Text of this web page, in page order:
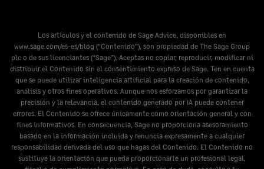
Los artículos y el contenido de Sage Advice, disponibles en
www.sage.com/es-es/blog (“Contenido”), son propiedad de The Sage Group
plc o de sus licenciantes (“Sage”). Aceptas no copiar, reproducir, modificar ni
distribuir el Contenido sin el consentimiento expreso de Sage. Ten en cuenta
que se puede utilizar inteligencia artificial para la creación de contenido,
análisis y otros fines operativos. Aunque nos esforzamos por garantizar la
precisión y la relevancia, el contenido generado por IA puede contener
errores. El Contenido se ofrece únicamente como orientación general y con
fines informativos. En consecuencia, Sage no proporciona asesoramiento
basado en la información incluida y renuncia expresamente a cualquier
responsabilidad derivada del uso que hagas del Contenido. El Contenido no
sustituye la orientación que pueda proporcionarte un profesional legal,